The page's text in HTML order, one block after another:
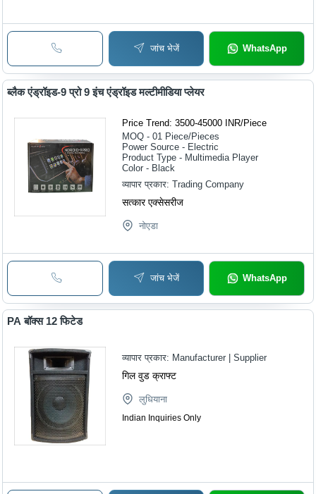
जांच भेजें WhatsApp
ब्लैक एंड्रॉइड-9 प्रो 9 इंच एंड्रॉइड मल्टीमीडिया प्लेयर
Price Trend: 3500-45000 INR/Piece
MOQ - 01 Piece/Pieces
Power Source - Electric
Product Type - Multimedia Player
Color - Black
व्यापार प्रकार:Trading Company
सत्कार एक्सेसरीज
नोएडा
जांच भेजें WhatsApp
PA बॉक्स 12 फिटेड
व्यापार प्रकार: Manufacturer | Supplier
गिल वुड क्राफ्ट
लुधियाना
Indian Inquiries Only